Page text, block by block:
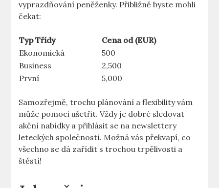
vyprazdňování peněženky. Přibližně byste mohli
čekat:
Typ Třídy
Cena ⁣od (EUR)
Ekonomická
500
Business
2,500
První
5,000
Samozřejmě, trochu​ plánování a flexibility vám
může pomoci ušetřit. Vždy ‍je dobré sledovat
akční nabídky a přihlásit se ⁢na newslettery
leteckých společností. ⁤Možná vás překvapí, co
všechno se dá zařídit s ‌trochou trpělivosti a
štěstí!